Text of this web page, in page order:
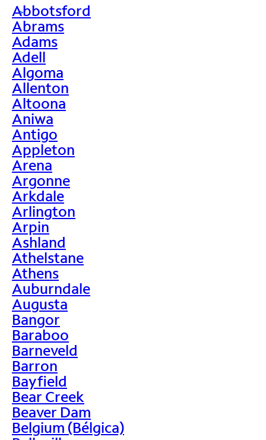
>
Abbotsford
Abrams
Adams
Adell
Algoma
Allenton
Altoona
Aniwa
Antigo
Appleton
Arena
Argonne
Arkdale
Arlington
Arpin
Ashland
Athelstane
Athens
Auburndale
Augusta
Bangor
Baraboo
Barneveld
Barron
Bayfield
Bear Creek
Beaver Dam
Belgium (Bélgica)